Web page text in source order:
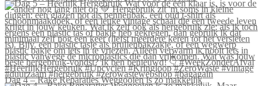
Dag 4 – Rake Reparaties Weggooien is zo makkelijk